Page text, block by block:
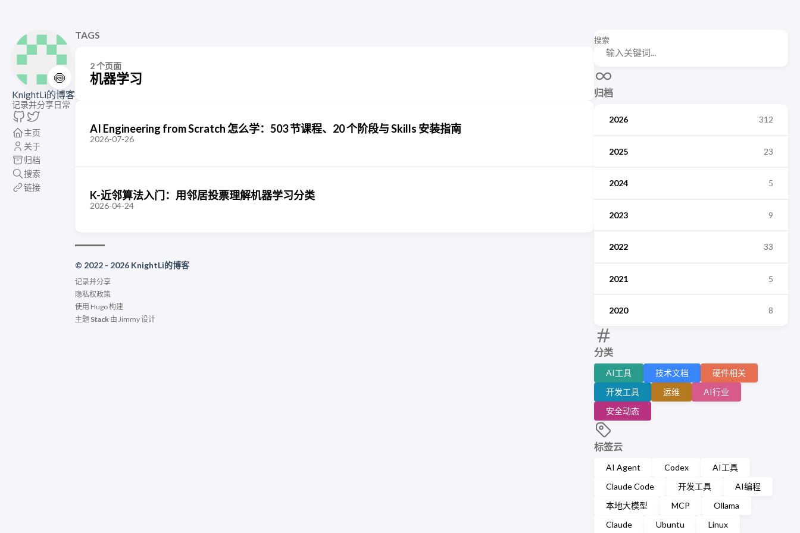
🍥
KnightLi的博客
记录并分享日常
主页
关于
归档
搜索
链接
搜索
归档
2026 312
2025 23
2024 5
2023 9
2022 33
2021 5
2020 8
分类
AI工具 技术文档
硬件相关
开发工具
运维
AI行业
安全动态
标签云
AI Agent Codex
AI工具
Claude Code
开发工具
AI编程
本地大模型
MCP
Ollama
Claude
Ubuntu Linux
TAGS
2 个页面
机器学习
AI Engineering from Scratch 怎么学：503 节课程、20 个阶段与 Skills 安装指南
2026-07-26
K-近邻算法入门：用邻居投票理解机器学习分类
2026-04-24
© 2022 - 2026 KnightLi的博客
记录并分享
隐私权政策
使用 Hugo构建
主题 Stack 由 Jimmy设计